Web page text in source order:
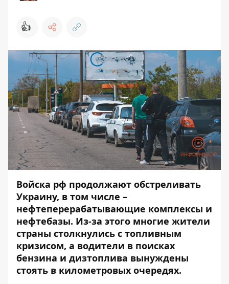
👍
Войска рф продолжают обстреливать
Украину, в том числе –
нефтеперерабатывающие комплексы и
нефтебазы. Из-за этого многие жители
страны столкнулись с топливным
кризисом, а водители в поисках
бензина и дизтоплива вынуждены
стоять в километровых очередях.